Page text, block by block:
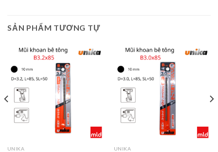
SẢN PHẨM TƯƠNG TỰ
UNIKA UNIKA